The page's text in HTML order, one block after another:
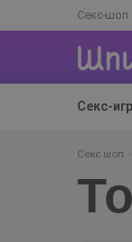
Секс-шоп
Секс-
Секс шоп